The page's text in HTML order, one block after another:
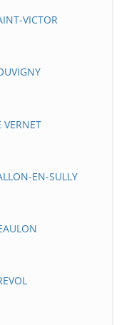
VICTOR
EN-SULLY